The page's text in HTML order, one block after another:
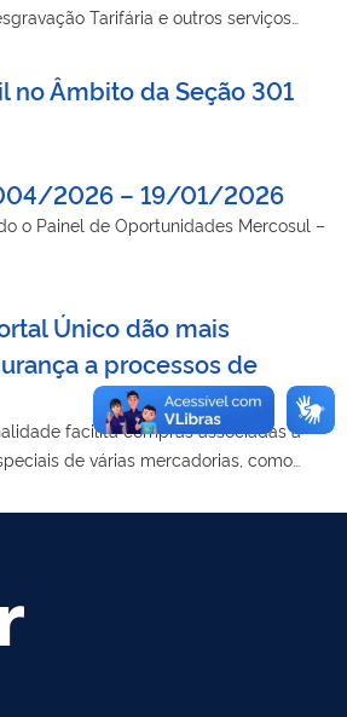
Tarifária e outros serviços
no Âmbito da Seção 301
2026 – 19/01/2026
o Painel de Oportunidades Mercosul –
Único dão mais
a processos de
facilita compras associadas a
de várias mercadorias, como